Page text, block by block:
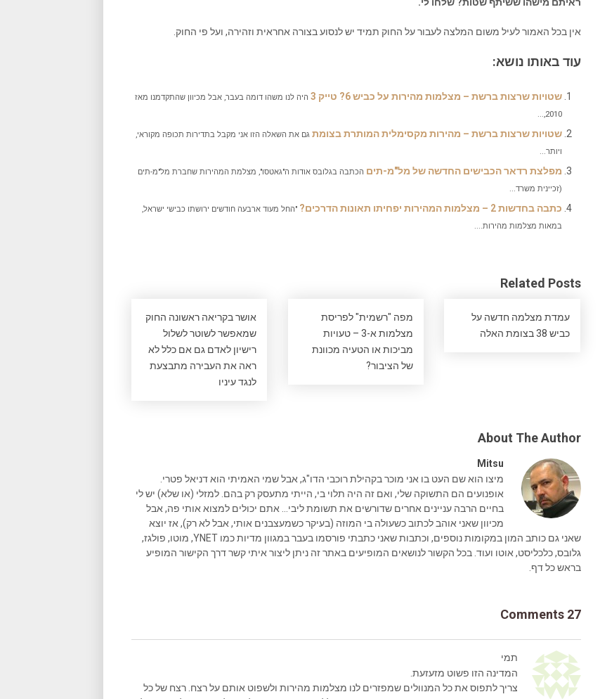
אין בכל האמור לעיל משום המלצה לעבור על החוק תמיד יש לנסוע בצורה אחראית וזהירה, ועל פי החוק.
עוד באותו נושא:
שטויות שרצות ברשת – מצלמות מהירות על כביש 6? טייק 3
היה לנו משהו דומה בעבר, אבל מכיוון שהתקדמנו מאז
2010,...
שטויות שרצות ברשת – מהירות מקסימלית המותרת בצומת גם את השאלה הזו אני מקבל בתדירות תכופה מקוראי,
ויותר...
מפלצת רדאר הכבישים החדשה של מל"מ-תים הכתבה בגלובס אודות ה"גאטסו", מצלמת המהירות שחברת מל"מ-תים
(זכיינית משרד...
כתבה בחדשות 2 – מצלמות המהירות יפחיתו תאונות הדרכים?
"החל מעוד ארבעה חודשים ירושתו כבישי ישראל,
במאות מצלמות מהירות....
Related Posts
אושר בקריאה ראשונה החוק
שמאפשר לשוטר לשלול
רישיון לאדם גם אם כלל לא
ראה את העבירה מתבצעת
לנגד עיניו
מפה "רשמית" לפריסת
מצלמות א-3 – טעויות
מביכות או הטעיה מכוונת
של הציבור?
עמדת מצלמה חדשה על
כביש 38 בצומת האלה
About The Author
Mitsu
מיצו הוא שם העט בו אני מוכר בקהילת רוכבי הדו"ג, אבל שמי האמיתי הוא דניאל פטרי.
אופנועים הם התשוקה שלי, ואם זה היה תלוי בי, הייתי מתעסק רק בהם. למזלי (או שלא) יש לי
בחיים הרבה עניינים אחרים שדורשים את תשומת ליבי... אתם יכולים למצוא אותי פה, אבל
מכיוון שאני אוהב לכתוב כשעולה בי המוזה (בעיקר כשמעצבנים אותי, אבל לא רק), אז יוצא
שאני גם כותב המון במקומות נוספים, וכתבות שאני כתבתי פורסמו בעבר במגוון מדיות כמו YNET, מוטו, פולגז,
גלובס, כלכליסט, אוטו ועוד. בכל הקשור לנושאים המופיעים באתר זה ניתן ליצור איתי קשר דרך הקישור המופיע
בראש כל דף.
27 Comments
תמי
המדינה הזו פשוט מזעזעת.
צריך לתפוס את כל המנוולים שמפזרים לנו מצלמות מהירות ולשפוט אותם על רצח. רצח של כל